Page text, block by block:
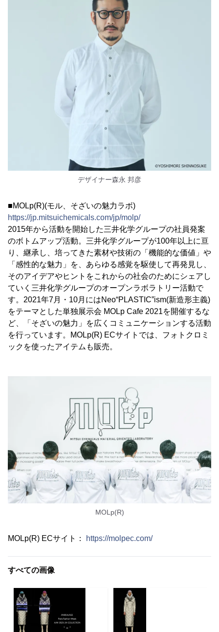
デザイナー森永 邦彦
■MOLp(R)(モル、そざいの魅力ラボ)
https://jp.mitsuichemicals.com/jp/molp/
2015年から活動を開始した三井化学グループの社員発案
のボトムアップ活動。三井化学グループが100年以上に亘
り、継承し、培ってきた素材や技術の「機能的な価値」や
「感性的な魅力」を、あらゆる感覚を駆使して再発見し、
そのアイデアやヒントをこれからの社会のためにシェアし
ていく三井化学グループのオープンラボラトリー活動で
す。2021年7月・10月にはNeo“PLASTIC”ism(新造形主義)
をテーマとした単独展示会 MOLp Cafe 2021を開催するな
ど、「そざいの魅力」を広くコミュニケーションする活動
を行っています。MOLp(R) ECサイトでは、フォトクロミ
ックを使ったアイテムも販売。
MOLp(R)
MOLp(R) ECサイト： https://molpec.com/
すべての画像